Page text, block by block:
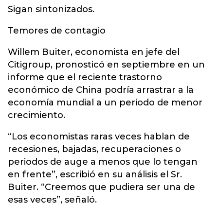
Sigan sintonizados.
Temores de contagio
Willem Buiter, economista en jefe del
Citigroup, pronosticó en septiembre en un
informe que el reciente trastorno
económico de China podría arrastrar a la
economía mundial a un periodo de menor
crecimiento.
“Los economistas raras veces hablan de
recesiones, bajadas, recuperaciones o
periodos de auge a menos que lo tengan
en frente”, escribió en su análisis el Sr.
Buiter. “Creemos que pudiera ser una de
esas veces”, señaló.